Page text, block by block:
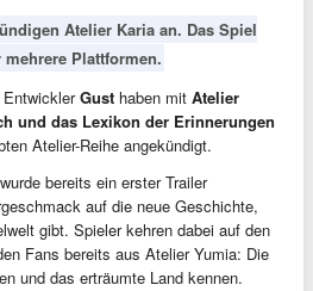
Atelier Karia an. Das Spiel
Plattformen.
EntwicklerGust haben mit Atelier
und das Lexikon der Erinnerungen
Atelier-Reihe angekündigt.
bereits ein erster Trailer
auf die neue Geschichte,
gibt. Spieler kehren dabei auf den
Fans bereits aus Atelier Yumia: Die
und das erträumte Land kennen.